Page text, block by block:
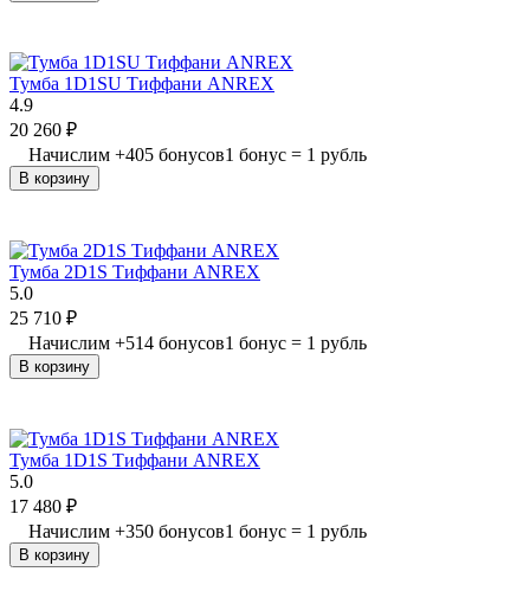
Тумба 1D1SU Тиффани ANREX
4.9
20 260 ₽
Начислим +405 бонусов1 бонус = 1 рубль
В корзину
Тумба 2D1S Тиффани ANREX
5.0
25 710 ₽
Начислим +514 бонусов1 бонус = 1 рубль
В корзину
Тумба 1D1S Тиффани ANREX
5.0
17 480 ₽
Начислим +350 бонусов1 бонус = 1 рубль
В корзину